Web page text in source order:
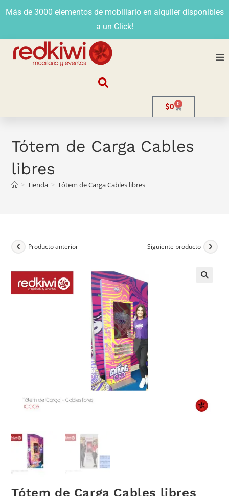
Más de 3000 elementos de mobiliario en alquiler disponibles
a un Click!
$0 0
Tótem de Carga Cables
libres
> Tienda > Tótem de Carga Cables libres
Producto anterior Siguiente producto
Tótem de Carga Cables libres